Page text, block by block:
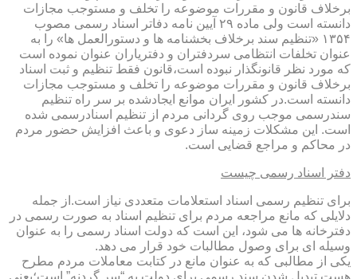
برخلاف قانون و مقررات موضوعه را تخلف و مستوجب مجازات
دانسته است ولی ماده ۲۹ آیین نامه دفاتر اسناد رسمی مصوب
۱۳۵۴ «تنظیم سند برخلاف بخشنامه ها و دستورالعمل ها» را به
عنوان تخلفات انتظامی سردفتران و دفتریاران عنوان نموده است
که مورد نظر قانونگذار نبوده است،قانون فقط تنظیم و ثبت اسناد
برخلاف قانون و مقررات موضوعه را تخلف و مستوجب مجازات
دانسته است.در کشور ایران موانع ایجادشده بر سر راه تنظیم
سندرسمی موجب روی گردانی مردم از تنظیم اسنادرسمی شده
است. این مشکلات زمینه ساز دعوی و باعث افزایش حضور مردم
در محاکم و مراجع قضایی است.
دفتر اسناد رسمی چیست
برای تنظیم رسمی اسناد استعلامات متعددی نیاز است.از جمله
دلایلی که مانع مراجعه مردم برای تنظیم اسناد به صورت رسمی در
دفترخانه ها می شود، این است که دولت اسناد رسمی را به عنوان
وسیله ای برای وصول مطالبات خود قرار می دهد.
یکی از مطالبی که به عنوان مانع در کتابت معاملات مردم مطرح